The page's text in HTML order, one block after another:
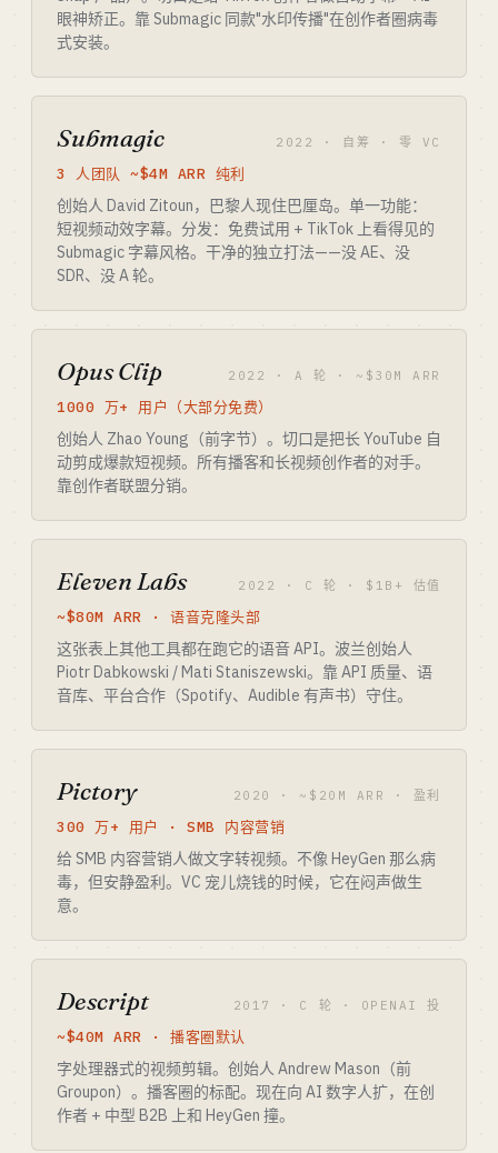
眼神矫正。靠 Submagic 同款"水印传播"在创作者圈病毒
式安装。
Submagic 2022 · 自筹 · 零 VC
3 人团队 ~$4M ARR 纯利
创始人 David Zitoun，巴黎人现住巴厘岛。单一功能：
短视频动效字幕。分发：免费试用 + TikTok 上看得见的
Submagic 字幕风格。干净的独立打法——没 AE、没
SDR、没 A 轮。
Opus Clip 2022 · A 轮 · ~$30M ARR
1000 万+ 用户（大部分免费）
创始人 Zhao Young（前字节）。切口是把长 YouTube 自
动剪成爆款短视频。所有播客和长视频创作者的对手。
靠创作者联盟分销。
Eleven Labs 2022 · C 轮 · $1B+ 估值
~$80M ARR · 语音克隆头部
这张表上其他工具都在跑它的语音 API。波兰创始人
Piotr Dabkowski / Mati Staniszewski。靠 API 质量、语
音库、平台合作（Spotify、Audible 有声书）守住。
Pictory 2020 · ~$20M ARR · 盈利
300 万+ 用户 · SMB 内容营销
给 SMB 内容营销人做文字转视频。不像 HeyGen 那么病
毒，但安静盈利。VC 宠儿烧钱的时候，它在闷声做生
意。
Descript 2017 · C 轮 · OPENAI 投
~$40M ARR · 播客圈默认
字处理器式的视频剪辑。创始人 Andrew Mason（前
Groupon）。播客圈的标配。现在向 AI 数字人扩，在创
作者 + 中型 B2B 上和 HeyGen 撞。